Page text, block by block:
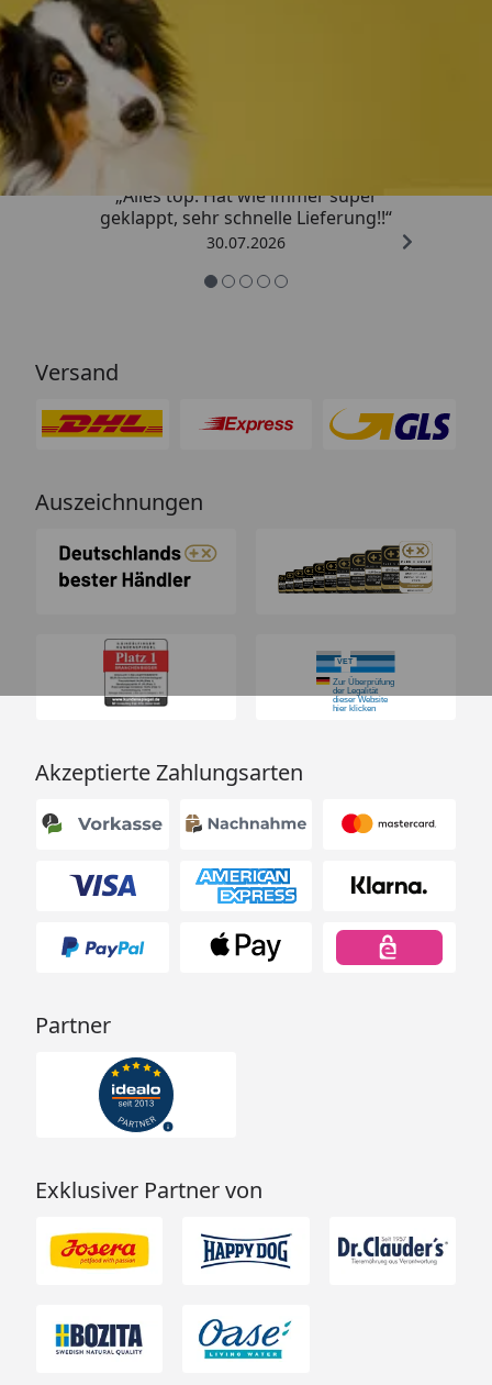
Trusted Shops
„Alles top. Hat wie immer super
geklappt, sehr schnelle Lieferung!!“
30.07.2026
Versand
Auszeichnungen
Akzeptierte Zahlungsarten
Partner
Exklusiver Partner von